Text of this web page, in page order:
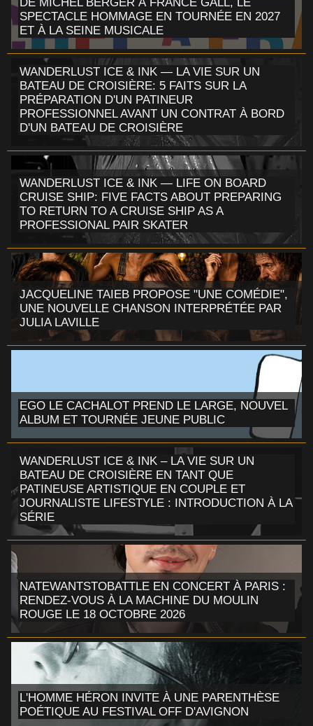
SPECTACLE HOMMAGE EN TOURNÉE EN 2027
ET À LA SEINE MUSICALE
WANDERLUST ICE & INK — LA VIE SUR UN
BATEAU DE CROISIÈRE: 5 FAITS SUR LA
PRÉPARATION D'UN PATINEUR
PROFESSIONNEL AVANT UN CONTRAT À BORD
D'UN BATEAU DE CROISIÈRE
WANDERLUST ICE & INK — LIFE ON BOARD
CRUISE SHIP: FIVE FACTS ABOUT PREPARING
TO RETURN TO A CRUISE SHIP AS A
PROFESSIONAL PAIR SKATER
JACQUELINE TAIEB PROPOSE "UNE COMÉDIE",
UNE NOUVELLE CHANSON INTERPRÉTÉE PAR
JULIA LAVILLE
EGO LE CACHALOT PREND LE LARGE, NOUVEL
ALBUM ET TOURNÉE JEUNE PUBLIC
WANDERLUST ICE & INK – LA VIE SUR UN
BATEAU DE CROISIÈRE EN TANT QUE
PATINEUSE ARTISTIQUE EN COUPLE ET
JOURNALISTE LIFESTYLE : INTRODUCTION À LA
SÉRIE
NATEWANTSTOBATTLE EN CONCERT À PARIS :
RENDEZ-VOUS À LA MACHINE DU MOULIN
ROUGE LE 18 OCTOBRE 2026
L'HOMME HÉRON INVITE À UNE PARENTHÈSE
POÉTIQUE AU FESTIVAL OFF D'AVIGNON